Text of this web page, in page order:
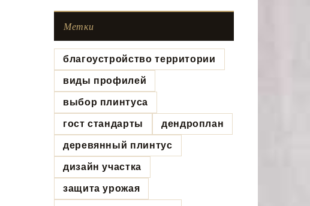
Метки
благоустройство территории
виды профилей
выбор плинтуса
гост стандарты дендроплан
деревянный плинтус
дизайн участка
защита урожая